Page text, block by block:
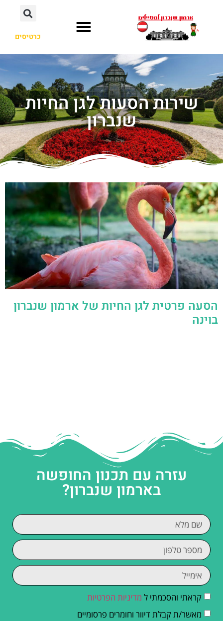
כרטיסים
שירות הסעות לגן החיות
שנברון
הסעה פרטית לגן החיות של ארמון שנברון
בוינה
עזרה עם תכנון החופשה
בארמון שנברון?
קראתי והסכמתי ל מדיניות הפרטיות
מאשר/ת קבלת דיוור וחומרים פרסומיים